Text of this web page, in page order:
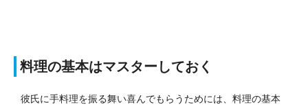
料理の基本はマスターしておく
彼氏に手料理を振る舞い喜んでもらうためには、料理の基本